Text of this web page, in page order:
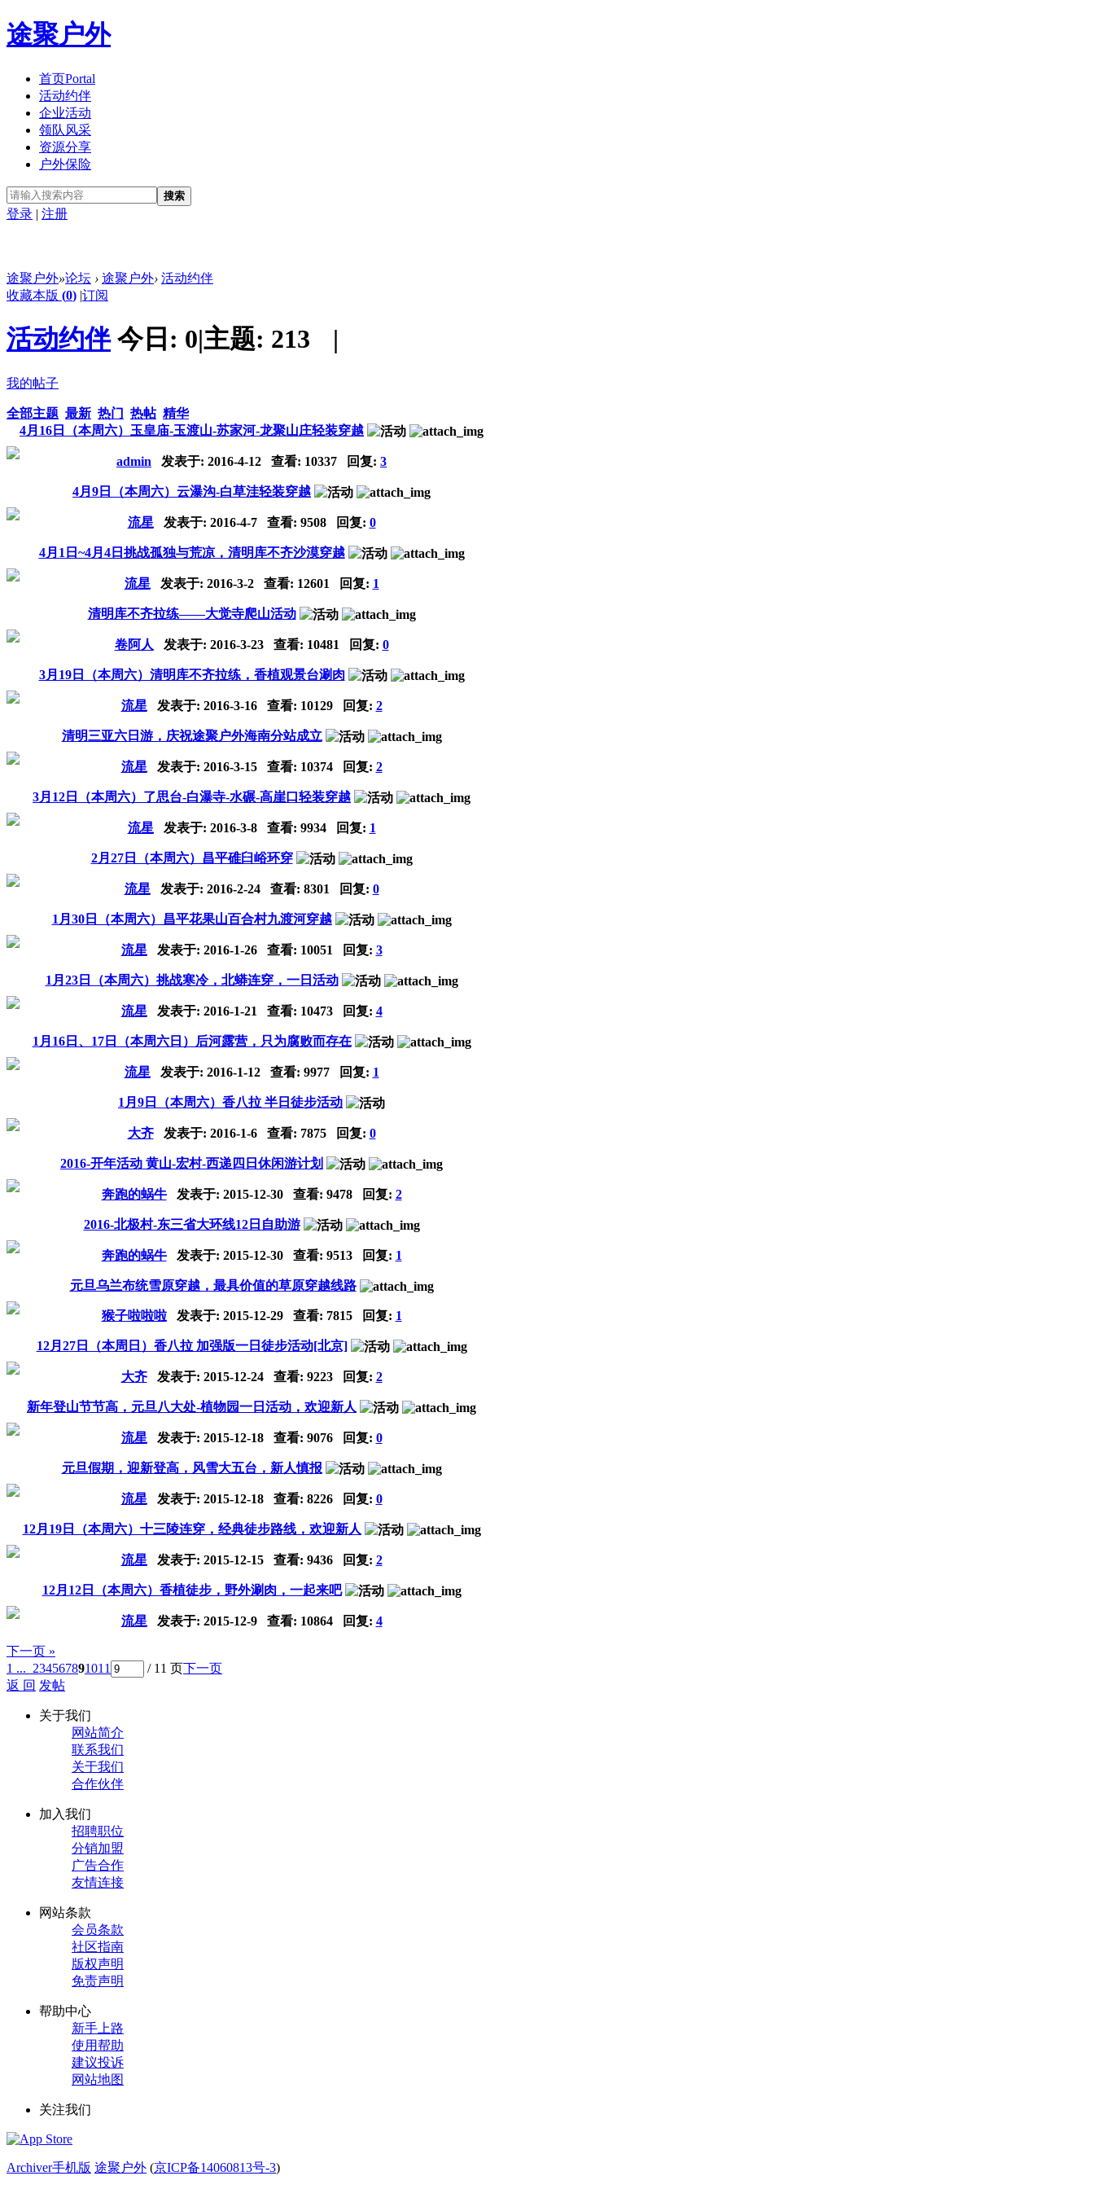
途聚户外
首页Portal
活动约伴
企业活动
领队风采
资源分享
户外保险
搜索
登录 | 注册
途聚户外»论坛 › 途聚户外› 活动约伴
收藏本版 (0) |订阅
活动约伴 今日: 0|主题: 213 |
我的帖子
全部主题 最新 热门 热帖 精华
4月16日（本周六）玉皇庙-玉渡山-苏家河-龙聚山庄轻装穿越
admin 发表于: 2016-4-12 查看: 10337 回复: 3
4月9日（本周六）云瀑沟-白草洼轻装穿越
流星 发表于: 2016-4-7查看: 9508 回复: 0
4月1日~4月4日挑战孤独与荒凉，清明库不齐沙漠穿越
流星 发表于: 2016-3-2查看: 12601 回复: 1
清明库不齐拉练——大觉寺爬山活动
卷阿人 发表于: 2016-3-23查看: 10481 回复: 0
3月19日（本周六）清明库不齐拉练，香植观景台涮肉
流星 发表于: 2016-3-16查看: 10129 回复: 2
清明三亚六日游，庆祝途聚户外海南分站成立
流星 发表于: 2016-3-15查看: 10374 回复: 2
3月12日（本周六）了思台-白瀑寺-水碾-高崖口轻装穿越
流星 发表于: 2016-3-8查看: 9934 回复: 1
2月27日（本周六）昌平碓臼峪环穿
流星 发表于: 2016-2-24查看: 8301 回复: 0
1月30日（本周六）昌平花果山百合村九渡河穿越
流星 发表于: 2016-1-26查看: 10051 回复: 3
1月23日（本周六）挑战寒冷，北蟒连穿，一日活动
流星 发表于: 2016-1-21 查看: 10473 回复: 4
1月16日、17日（本周六日）后河露营，只为腐败而存在
流星 发表于: 2016-1-12查看: 9977 回复: 1
1月9日（本周六）香八拉 半日徒步活动
大齐发表于: 2016-1-6查看: 7875 回复: 0
2016-开年活动 黄山-宏村-西递四日休闲游计划
奔跑的蜗牛发表于: 2015-12-30查看: 9478 回复: 2
2016-北极村-东三省大环线12日自助游
奔跑的蜗牛发表于: 2015-12-30查看: 9513 回复: 1
元旦乌兰布统雪原穿越，最具价值的草原穿越线路
猴子啦啦啦发表于: 2015-12-29查看: 7815 回复: 1
12月27日（本周日）香八拉 加强版一日徒步活动[北京]
大齐发表于: 2015-12-24查看: 9223 回复: 2
新年登山节节高，元旦八大处-植物园一日活动，欢迎新人
流星 发表于: 2015-12-18查看: 9076 回复: 0
元旦假期，迎新登高，风雪大五台，新人慎报
流星 发表于: 2015-12-18查看: 8226 回复: 0
12月19日（本周六）十三陵连穿，经典徒步路线，欢迎新人
流星 发表于: 2015-12-15查看: 9436 回复: 2
12月12日（本周六）香植徒步，野外涮肉，一起来吧
流星 发表于: 2015-12-9查看: 10864 回复: 4
下一页 »
1 ... 234567891011 / 11 页下一页
返 回 发帖
关于我们
网站简介
联系我们
关于我们
合作伙伴
加入我们
招聘职位
分销加盟
广告合作
友情连接
网站条款
会员条款
社区指南
版权声明
免责声明
帮助中心
新手上路
使用帮助
建议投诉
网站地图
关注我们
Archiver手机版 途聚户外 (京ICP备14060813号-3)